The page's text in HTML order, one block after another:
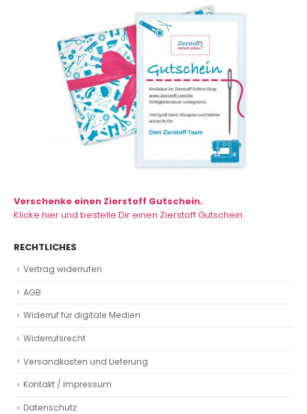
Verschenke einen Zierstoff Gutschein.
Klicke hier und bestelle Dir einen Zierstoff Gutschein
RECHTLICHES
Vertrag widerrufen
AGB
Widerruf für digitale Medien
Widerrufsrecht
Versandkosten und Lieferung
Kontakt / Impressum
Datenschutz